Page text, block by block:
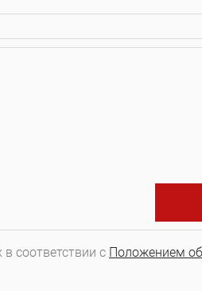
соответствии с Положением